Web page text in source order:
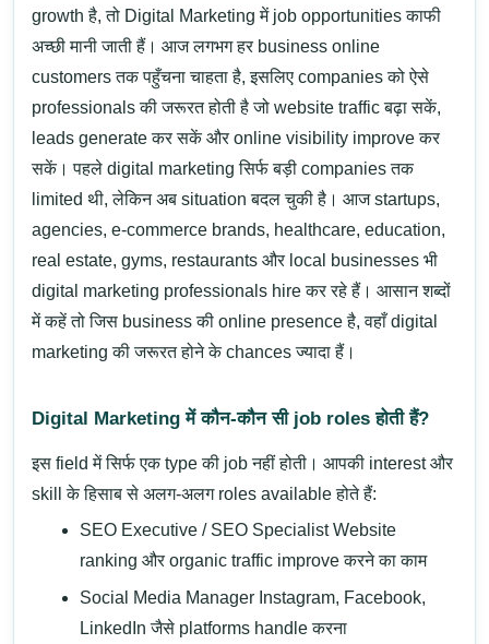
growth है, तो Digital Marketing में job opportunities काफी
अच्छी मानी जाती हैं। आज लगभग हर business online
customers तक पहुँचना चाहता है, इसलिए companies को ऐसे
professionals की जरूरत होती है जो website traffic बढ़ा सकें,
leads generate कर सकें और online visibility improve कर
सकें।पहले digital marketing सिर्फ बड़ी companies तक
limited थी, लेकिन अब situation बदल चुकी है। आजstartups,
agencies, e-commerce brands, healthcare, education,
real estate, gyms, restaurants और local businesses भी
digital marketing professionals hire कर रहे हैं। आसान शब्दों
में कहें तो जिस business की online presence है, वहाँ digital
marketing की जरूरत होने के chances ज्यादा हैं।
Digital Marketing में कौन-कौन सी job roles होती हैं?
इस field में सिर्फ एक type की job नहीं होती। आपकी interest और
skill के हिसाब से अलग-अलग roles available होते हैं:
SEO Executive / SEO SpecialistWebsite
ranking और organic traffic improve करने का काम
Social Media Manager Instagram, Facebook,
LinkedIn जैसे platforms handle करना